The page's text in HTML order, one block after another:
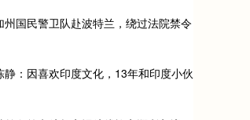
国民警卫队赴波特兰，绕过法院禁令
：因喜欢印度文化，13年和印度小伙